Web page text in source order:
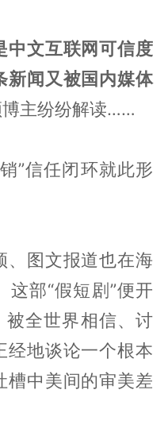
中文互联网可信度
新闻又被国内媒体
博主纷纷解读……
”信任闭环就此形
、图文报道也在海
这部“假短剧”便开
被全世界相信、讨
经地谈论一个根本
槽中美间的审美差